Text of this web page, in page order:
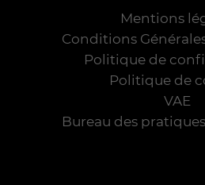
Mentions
Conditions
Politique de
Politique de
VAE
Bureau des